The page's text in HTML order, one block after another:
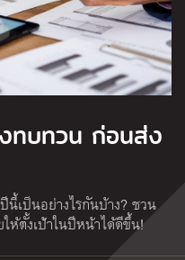
งทบทวน ก่อนส่ง
นี้เป็นอย่างไรกันบ้าง? ชวน
ให้ตั้งเป้าในปีหน้าได้ดีขึ้น!